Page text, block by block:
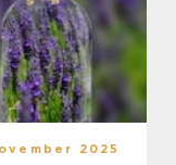
2025